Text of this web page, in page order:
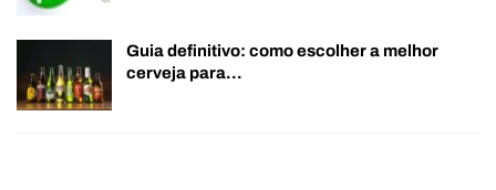
Guia definitivo: como escolher a melhor
cerveja para…